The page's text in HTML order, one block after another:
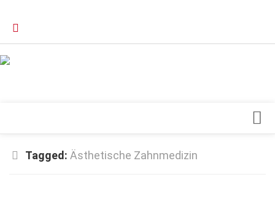
Tagged: Ästhetische Zahnmedizin